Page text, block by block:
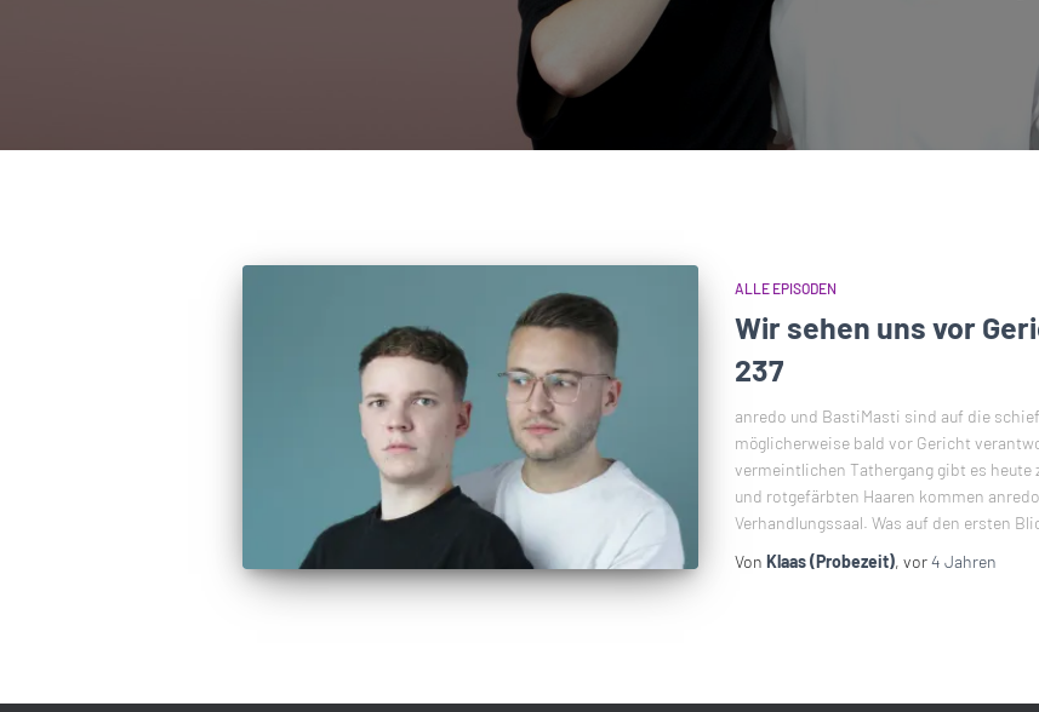
ALLE EPISODEN
Wir sehen uns vor
237
anredo und BastiMasti sind auf die
möglicherweise bald vor Gericht
vermeintlichen Tathergang gibt es heute
und rotgefärbten Haaren kommen
Verhandlungssaal. Was auf den ersten
Von Klaas (Probezeit), vor4 Jahren